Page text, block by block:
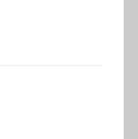
時自己幸好立